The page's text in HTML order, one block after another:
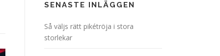
SENASTE INLÄGGEN
Så väljs rätt pikétröja i stora
storlekar